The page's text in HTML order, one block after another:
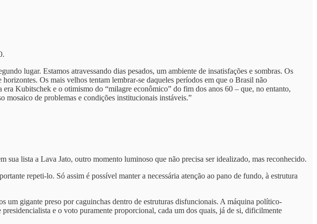
lugar. Estamos atravessando dias pesados, um ambiente de insatisfações e sombras. Os
Os mais velhos tentam lembrar-se daqueles períodos em que o Brasil não
Kubitschek e o otimismo do “milagre econômico” do fim dos anos 60 – que, no entanto,
mosaico de problemas e condições institucionais instáveis.”
sua lista a Lava Jato, outro momento luminoso que não precisa ser idealizado, mas reconhecido.
repeti-lo. Só assim é possível manter a necessária atenção ao pano de fundo, à estrutura
gigante preso por caguinchas dentro de estruturas disfuncionais. A máquina político-
e o voto puramente proporcional, cada um dos quais, já de si, dificilmente